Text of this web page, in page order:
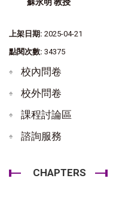
上架日期: 2025-04-21
點閱次數: 34375
校內問卷
校外問卷
課程討論區
諮詢服務
CHAPTERS